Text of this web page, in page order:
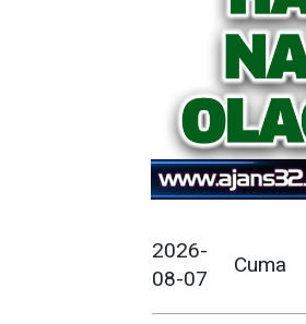
2026-
08-07
Cuma